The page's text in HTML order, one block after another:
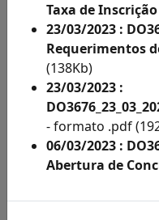
inscrição
formato
.pdf
(835Kb)
Legislações
de
Concursos
Modelo
Taxa de Inscrição
23/03/2023 :
Requerimentos
(138Kb)
23/03/2023 :
- formato .pdf
06/03/2023 :
Abertura de